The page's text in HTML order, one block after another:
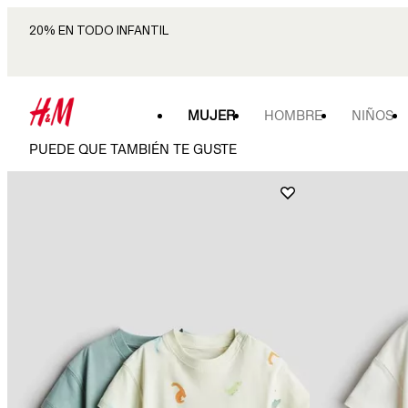
20% EN TODO INFANTIL
MUJER HOMBRE NIÑOS
PUEDE QUE TAMBIÉN TE GUSTE